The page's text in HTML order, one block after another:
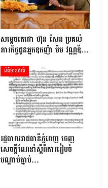
សម្តេចតេជោ ហ៊ុន សែន ប្រគល់
ភារកិច្ចជូនអ្នកឧកញ៉ា ម៉ម វណ្ណឌី…
ព័ត៌មានជាតិ
រដ្ឋបាលរាជធានីភ្នំពេញ ចេញ
សេចក្ដីណែនាំស្ដីពីការរៀបចំ
បណ្ដាប់ធ្នាប់…